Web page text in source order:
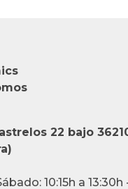
22 bajo
10:15h a 13:30h